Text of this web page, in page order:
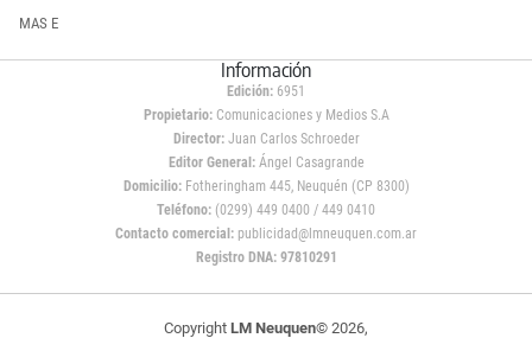
MAS E
Información
Edición: 6951
Propietario:Comunicaciones y Medios S.A
Director: Juan Carlos Schroeder
Editor General:Ángel Casagrande
Domicilio:Fotheringham 445, Neuquén (CP 8300)
Teléfono: (0299) 449 0400 / 449 0410
Contacto comercial: publicidad@lmneuquen.com.ar
Registro DNA: 97810291
Copyright LM Neuquen© 2026,